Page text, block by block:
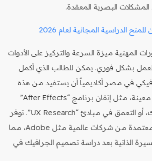
المشكلات البصرية المعقدة.
الدراسية المجانية لعام 2026
المهنية ميزة السرعة والتركيز على الأدوات
بشكل فوري. يمكن للطالب الذي أكمل
في مصر أكاديمياً أن يستفيد من هذه
الدورات لصقل مهارة معينة، مثل إتقان برنامج “After Effects”
لإنتاج الموشن جرافيك، أو التعمق في مبادئ “UX Research”. توفر
بعض المراكز دورات معتمدة من شركات عالمية مثل Adobe، مما
الذاتية بعد دراسة تصميم الجرافيك في